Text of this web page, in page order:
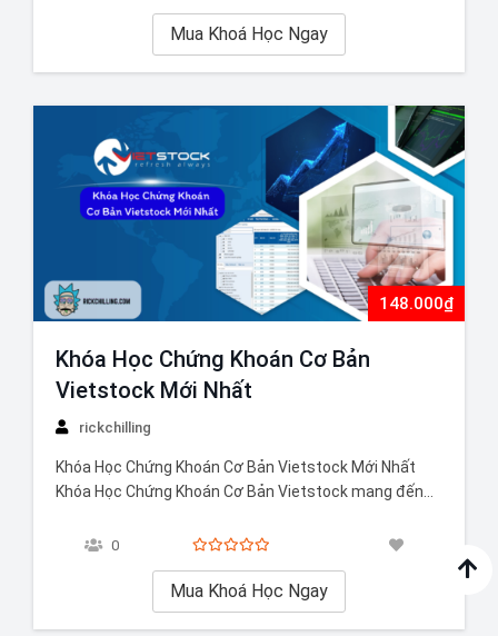
Mua Khoá Học Ngay
148.000₫
Khóa Học Chứng Khoán Cơ Bản
Vietstock Mới Nhất
rickchilling
Khóa Học Chứng Khoán Cơ Bản Vietstock Mới Nhất
Khóa Học Chứng Khoán Cơ Bản Vietstock mang đến
cho các nhà đầu tư mới, sinh viên, và những người
0
Mua Khoá Học Ngay